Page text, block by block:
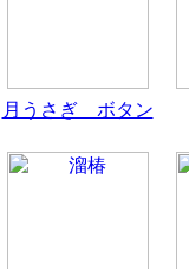
月うさぎ ボタン